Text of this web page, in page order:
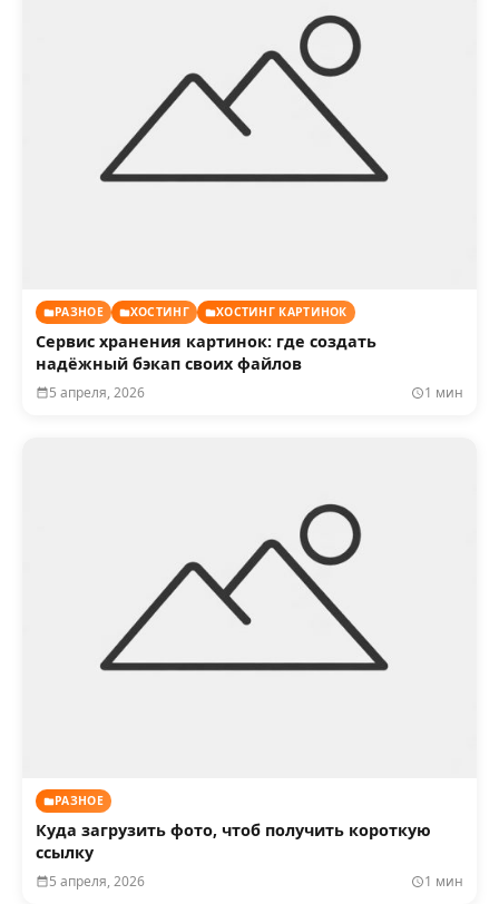
РАЗНОЕ ХОСТИНГ ХОСТИНГ КАРТИНОК
Сервис хранения картинок: где создать
надёжный бэкап своих файлов
5 апреля, 2026 1 мин
РАЗНОЕ
Куда загрузить фото, чтоб получить короткую
ссылку
5 апреля, 2026 1 мин